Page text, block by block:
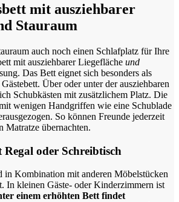
mit ausziehbarer
Stauraum
auch noch einen Schlafplatz für Ihre
mit ausziehbarer Liegefläche und
Das Bett eignet sich besonders als
Über oder unter der ausziehbaren
Schubkästen mit zusätzlichem Platz. Die
wenigen Handgriffen wie eine Schublade
So können Freunde jederzeit
Matratze übernachten.
oder Schreibtisch
in Kombination mit anderen Möbelstücken
In kleinen Gäste- oder Kinderzimmern ist
einem erhöhten Bett findet